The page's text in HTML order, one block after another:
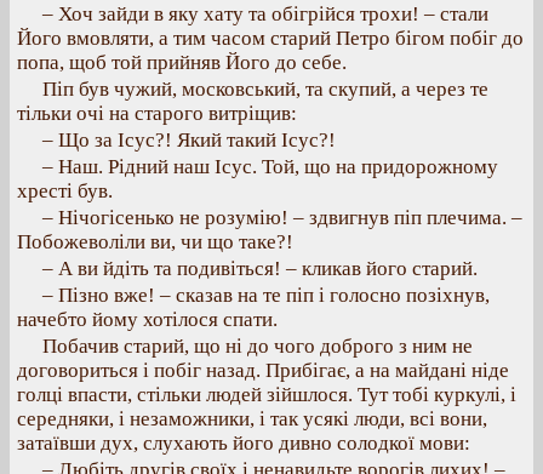
– Хоч зайди в яку хату та обігрійся трохи! – стали
Його вмовляти, а тим часом старий Петро бігом побіг до
попа, щоб той прийняв Його до себе.
Піп був чужий, московський, та скупий, а через те
тільки очі на старого витріщив:
– Що за Ісус?! Який такий Ісус?!
– Наш. Рідний наш Ісус. Той, що на придорожному
хресті був.
– Нічогісенько не розумію! – здвигнув піп плечима. –
Побожеволіли ви, чи що таке?!
– А ви йдіть та подивіться! – кликав його старий.
– Пізно вже! – сказав на те піп і голосно позіхнув,
начебто йому хотілося спати.
Побачив старий, що ні до чого доброго з ним не
договориться і побіг назад. Прибігає, а на майдані ніде
голці впасти, стільки людей зійшлося. Тут тобі куркулі, і
середняки, і незаможники, і так усякі люди, всі вони,
затаївши дух, слухають його дивно солодкої мови: